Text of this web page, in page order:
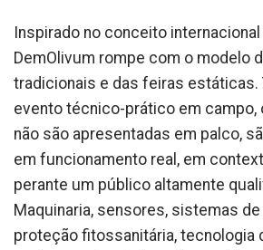
Inspirado no conceito internacional
DemOlivum rompe com o modelo
tradicionais e das feiras estáticas.
evento técnico-prático em campo,
não são apresentadas em palco,
em funcionamento real, em
perante um público altamente
Maquinaria, sensores, sistemas
proteção fitossanitária, tecnologia